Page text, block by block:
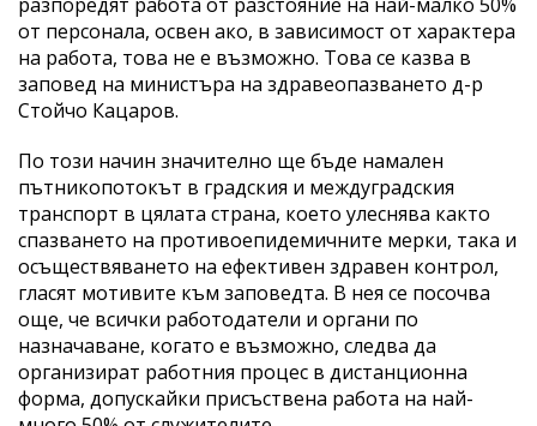
от персонала, освен ако, в зависимост от характера
на работа, това не е възможно. Това се казва в
заповед на министъра на здравеопазването д-р
Стойчо Кацаров.
По този начин значително ще бъде намален
пътникопотокът в градския и междуградския
транспорт в цялата страна, което улеснява както
спазването на противоепидемичните мерки, така и
осъществяването на ефективен здравен контрол,
гласят мотивите към заповедта. В нея се посочва
още, че всички работодатели и органи по
назначаване, когато е възможно, следва да
организират работния процес в дистанционна
форма, допускайки присъствена работа на най-